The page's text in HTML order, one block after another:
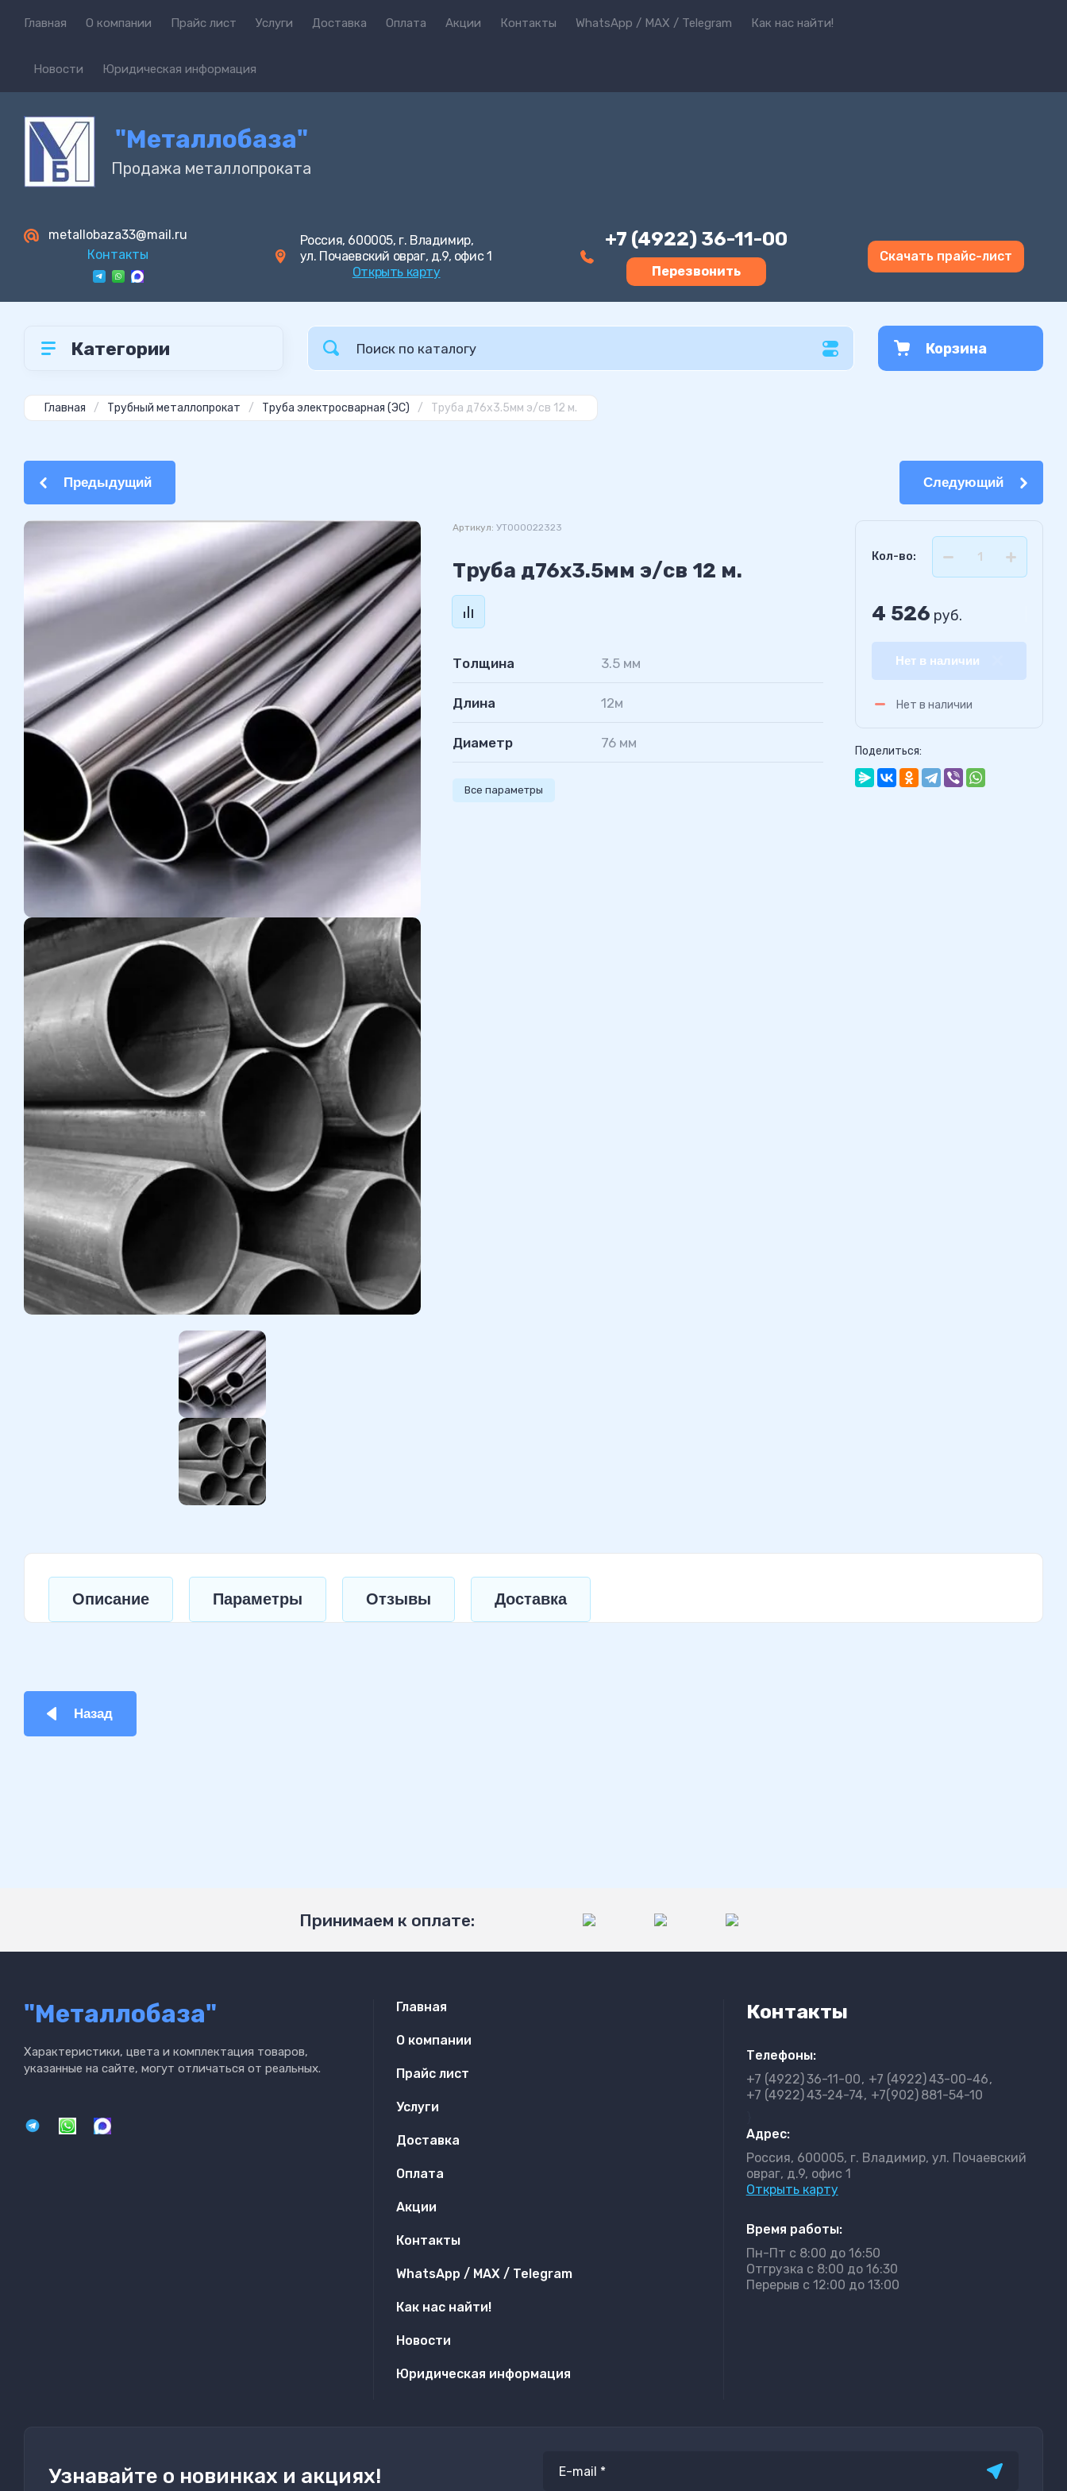
Главная О компании Прайс лист Услуги Доставка Оплата Акции Контакты WhatsApp / MAX / Telegram Как нас найти!
Новости Юридическая информация
"Металлобаза"
Продажа металлопроката
metallobaza33@mail.ru
Контакты
Россия, 600005, г. Владимир,
ул. Почаевский овраг, д.9, офис 1
Открыть карту
+7 (4922) 36-11-00
Перезвонить
Скачать прайс-лист
Категории Корзина
Главная / Трубный металлопрокат / Труба электросварная (ЭС) / Труба д76х3.5мм э/св 12 м.
Предыдущий Следующий
Артикул: УТ000022323
Труба д76х3.5мм э/св 12 м.
Толщина 3.5 мм
Длина 12м
Диаметр 76 мм
Все параметры
Кол-во:
4 526 руб.
Нет в наличии
Нет в наличии
Поделиться:
Описание Параметры Отзывы Доставка
Назад
Принимаем к оплате:
"Металлобаза"
Характеристики, цвета и комплектация товаров,
указанные на сайте, могут отличаться от реальных.
Главная
О компании
Прайс лист
Услуги
Доставка
Оплата
Акции
Контакты
WhatsApp / MAX / Telegram
Как нас найти!
Новости
Юридическая информация
Контакты
Телефоны:
+7 (4922)36-11-00 +7 (4922)43-00-46
+7 (4922)43-24-74 +7(902) 881-54-10
Адрес:
Россия, 600005, г. Владимир, ул. Почаевский
овраг, д.9, офис 1
Открыть карту
Время работы:
Пн-Пт с 8:00 до 16:50
Отгрузка с 8:00 до 16:30
Перерыв с 12:00 до 13:00
Узнавайте о новинках и акциях!